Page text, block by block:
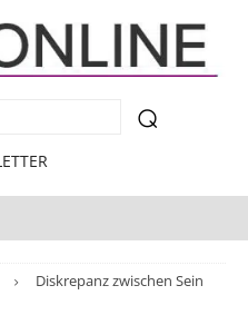
Diskrepanz zwischen Sein